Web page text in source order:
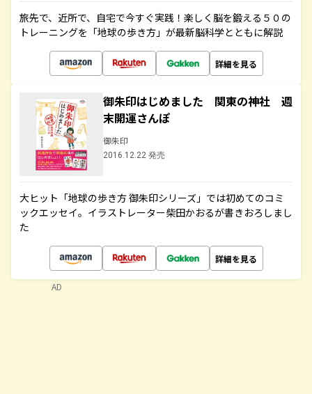
旅先で、近所で、自宅で今すぐ実践！楽しく脳を鍛える５０の
トレーニングを「地球の歩き方」が最新脳科学とともに解説
詳細を見る
御朱印はじめました 関東の神社 週
末開運さんぽ
御朱印
2016.12.22 発売
大ヒット「地球の歩き方 御朱印シリーズ」では初めてのコミ
ックエッセイ。イラストレーター柴田かおるが書きおろしまし
た
詳細を見る
AD